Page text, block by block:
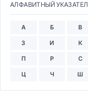
АЛФАВИТНЫЙ
А Б В
З И К
П Р С
Ц Ч Ш